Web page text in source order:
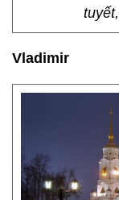
Vladimir